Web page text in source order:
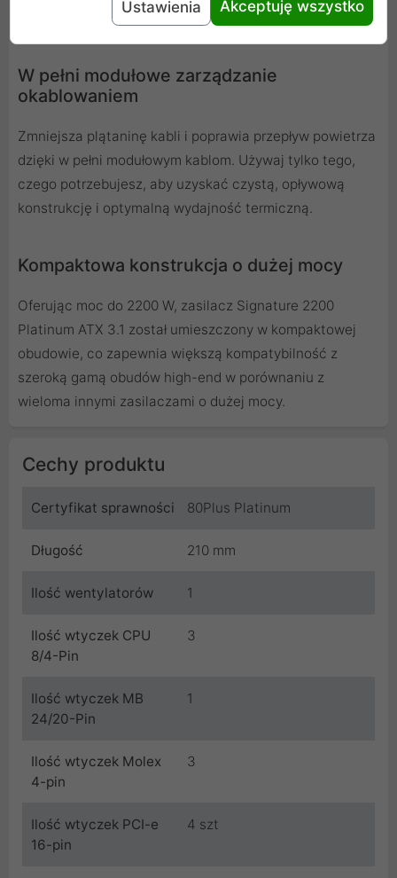
W pełni modułowe zarządzanie
okablowaniem
Zmniejsza plątaninę kabli i poprawia przepływ powietrza
dzięki w pełni modułowym kablom. Używaj tylko tego,
czego potrzebujesz, aby uzyskać czystą, opływową
konstrukcję i optymalną wydajność termiczną.
Kompaktowa konstrukcja o dużej mocy
Oferując moc do 2200 W, zasilacz Signature 2200
Platinum ATX 3.1 został umieszczony w kompaktowej
obudowie, co zapewnia większą kompatybilność z
szeroką gamą obudów high-end w porównaniu z
wieloma innymi zasilaczami o dużej mocy.
Cechy produktu
Certyfikat sprawności 80Plus Platinum
Długość 210 mm
Ilość wentylatorów 1
Ilość wtyczek CPU
8/4-Pin
3
Ilość wtyczek MB
24/20-Pin
1
Ilość wtyczek Molex
4-pin
3
Ilość wtyczek PCI-e
16-pin
4 szt
Ustawienia Akceptuję wszystko